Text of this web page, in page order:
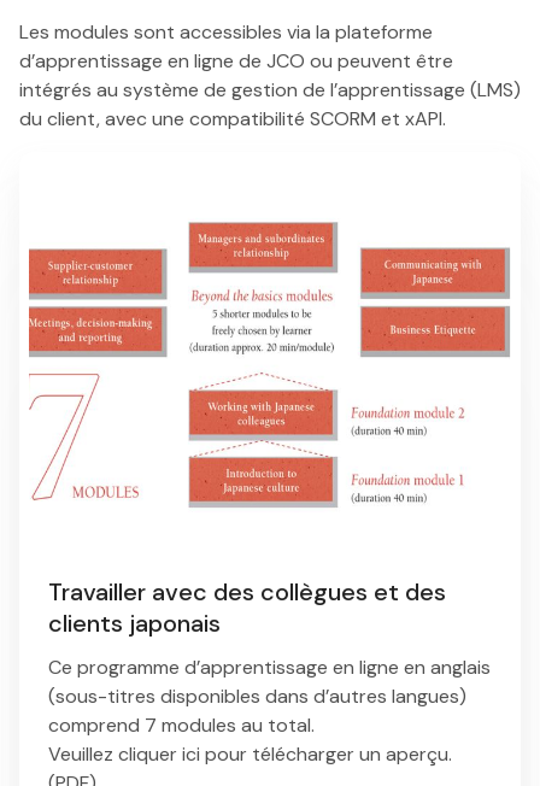
Les modules sont accessibles via la plateforme
d’apprentissage en ligne de JCO ou peuvent être
intégrés au système de gestion de l’apprentissage (LMS)
du client, avec une compatibilité SCORM et xAPI.
Travailler avec des collègues et des
clients japonais
Ce programme d’apprentissage en ligne en anglais
(sous-titres disponibles dans d’autres langues)
comprend 7 modules au total.
Veuillez cliquer ici pour télécharger un aperçu.